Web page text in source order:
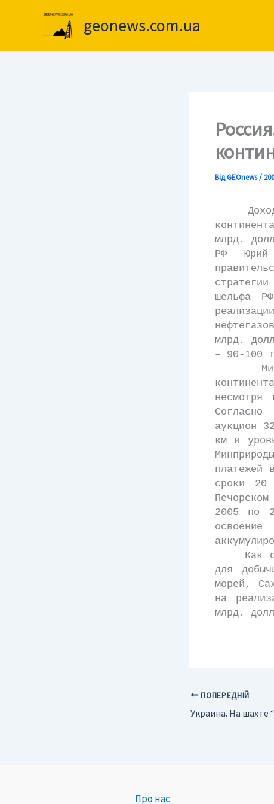
geonews.com.ua
ВідGEOnews/
Доходы
млрд.
РФ Юрий
шельфа
млрд.
– 90-100
аукцион
км и
платежей
сроки 20
2005 по
Как
для
морей,
на
млрд.
ПОПЕРЕДНІЙ
Про нас